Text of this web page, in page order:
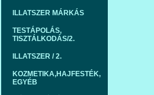
ILLATSZER MÁRKÁS
TESTÁPOLÁS,
TISZTÁLKODÁS/2.
ILLATSZER / 2.
KOZMETIKA,HAJFESTÉK,
EGYÉB